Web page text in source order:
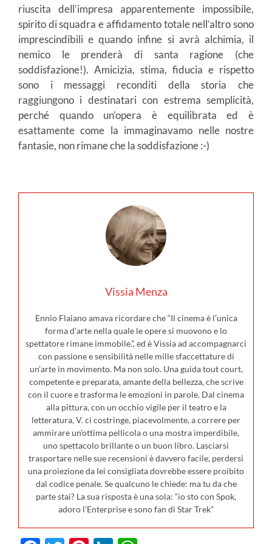
riuscita dell’impresa apparentemente impossibile,
spirito di squadra e affidamento totale nell’altro sono
imprescindibili e quando infine si avrà alchimia, il
nemico le prenderà di santa ragione (che
soddisfazione!). Amicizia, stima, fiducia e rispetto
sono i messaggi reconditi della storia che
raggiungono i destinatari con estrema semplicità,
perché quando un’opera è equilibrata ed è
esattamente come la immaginavamo nelle nostre
fantasie, non rimane che la soddisfazione :-)
Vissia Menza
Ennio Flaiano amava ricordare che “Il cinema è l’unica
forma d’arte nella quale le opere si muovono e lo
spettatore rimane immobile.”, ed è Vissia ad accompagnarci
con passione e sensibilità nelle mille sfaccettature di
un’arte in movimento. Ma non solo. Una guida tout court,
competente e preparata, amante della bellezza, che scrive
con il cuore e trasforma le emozioni in parole. Dal cinema
alla pittura, con un occhio vigile per il teatro e la
letteratura, V. ci costringe, piacevolmente, a correre per
ammirare un’ottima pellicola o una mostra imperdibile,
uno spettacolo brillante o un buon libro. Lasciarsi
trasportare nelle sue recensioni è davvero facile, perdersi
una proiezione da lei consigliata dovrebbe essere proibito
dal codice penale. Se qualcuno le chiede: ma tu da che
parte stai? La sua risposta è una sola: “io sto con Spok,
adoro l’Enterprise e sono fan di Star Trek”